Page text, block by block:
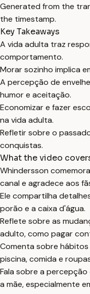
Generated from the
the timestamp.
Key Takeaways
A vida adulta traz
comportamento.
Morar sozinho implica
A percepção de
humor e aceitação.
Economizar e fazer
na vida adulta.
Refletir sobre o
conquistas.
What the video
Whindersson
canal e agradece aos
Ele compartilha
porão e a caixa d'água.
Reflete sobre as
adulto, como pagar
Comenta sobre
piscina, comida e
Fala sobre a
a mãe, especialmente